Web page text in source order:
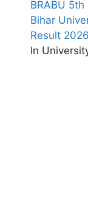
BRABU
Bihar
Result 2026
In